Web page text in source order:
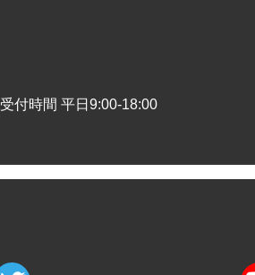
受付時間 平日9:00-18:00